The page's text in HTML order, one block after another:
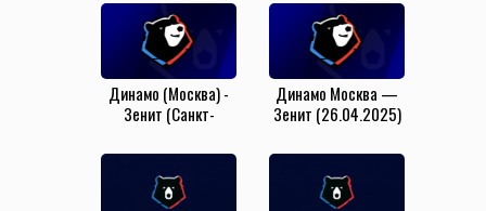
Динамо (Москва) -
Зенит (Санкт-
(26.04.2025)
Динамо Москва —
Зенит (26.04.2025)